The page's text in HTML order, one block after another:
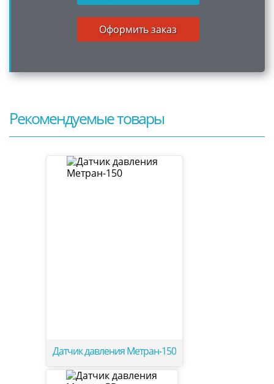
Оформить заказ
Рекомендуемые товары
Датчик давления Метран-150